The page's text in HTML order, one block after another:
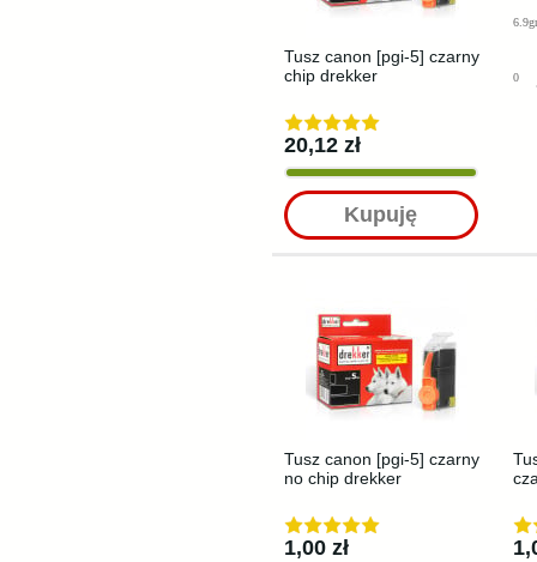
Tusz canon [pgi-5] czarny
chip drekker
20,12 zł
Kupuję
6.9gr
0
Tusz canon [pgi-5] czarny
no chip drekker
1,00 zł